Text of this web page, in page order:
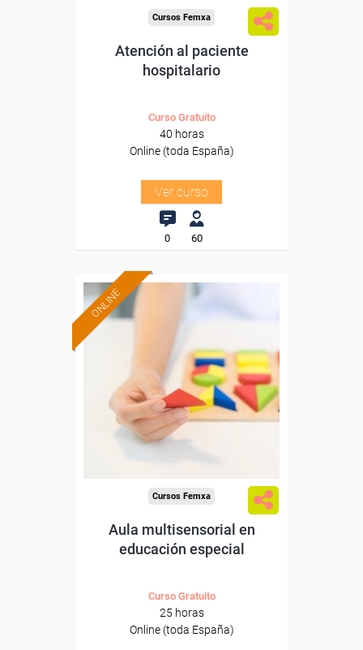
Cursos Femxa
Atención al paciente
hospitalario
Curso Gratuito
40 horas
Online (toda España)
Ver curso
0 60
ONLINE
subvencionada.
Para desempleados,
trabajadores y autónomos.
Sector
-Educación.
Cursos Femxa
Aula multisensorial en
educación especial
Curso Gratuito
25 horas
Online (toda España)